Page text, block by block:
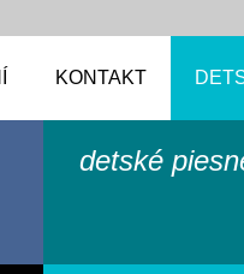
KONTAKT
detské